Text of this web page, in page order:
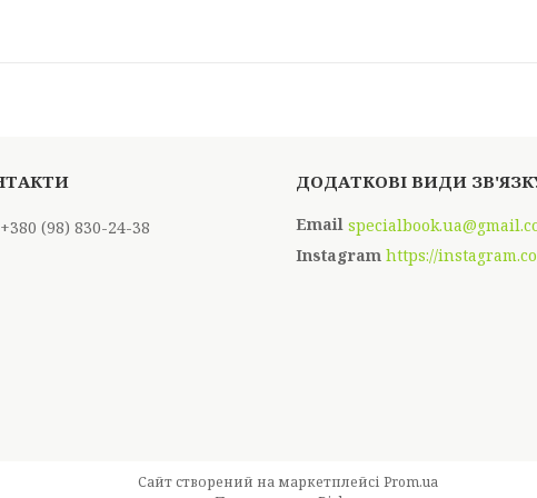
+380 (98) 830-24-38
Instagram https://
Сайт створений на маркетплейсі Prom.ua